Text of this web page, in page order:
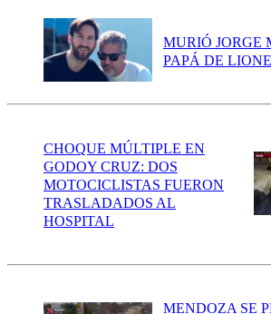
MURIÓ JORGE
PAPÁ DE
CHOQUE MÚLTIPLE EN
GODOY CRUZ: DOS
MOTOCICLISTAS FUERON
TRASLADADOS AL
HOSPITAL
MENDOZA SE